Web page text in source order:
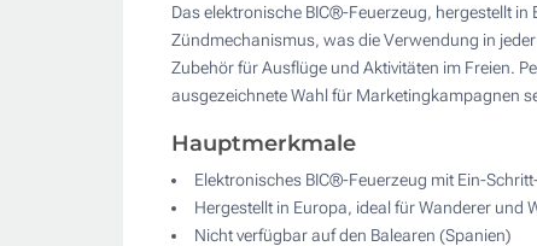
Das elektronische BIC®-Feuerzeug, hergestellt
Zündmechanismus, was die Verwendung in
Zubehör für Ausflüge und Aktivitäten im Freien.
ausgezeichnete Wahl für Marketingkampagnen
Hauptmerkmale
Elektronisches BIC®-Feuerzeug mit Ein-
Hergestellt in Europa, ideal für Wanderer und
Nicht verfügbar auf den Balearen (Spanien)